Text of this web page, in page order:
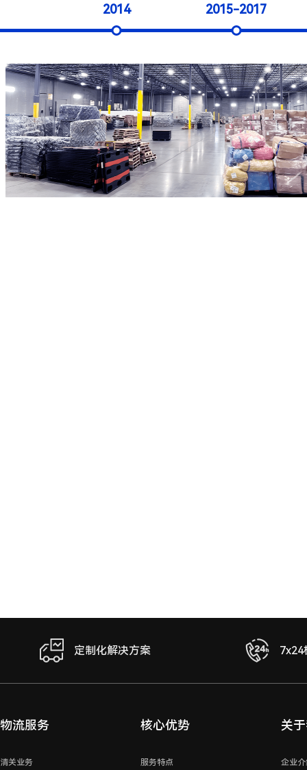
2014 2015-2017
定制化解决方案 7x24
物流服务
清关业务
核心优势
服务特点
关
企业介